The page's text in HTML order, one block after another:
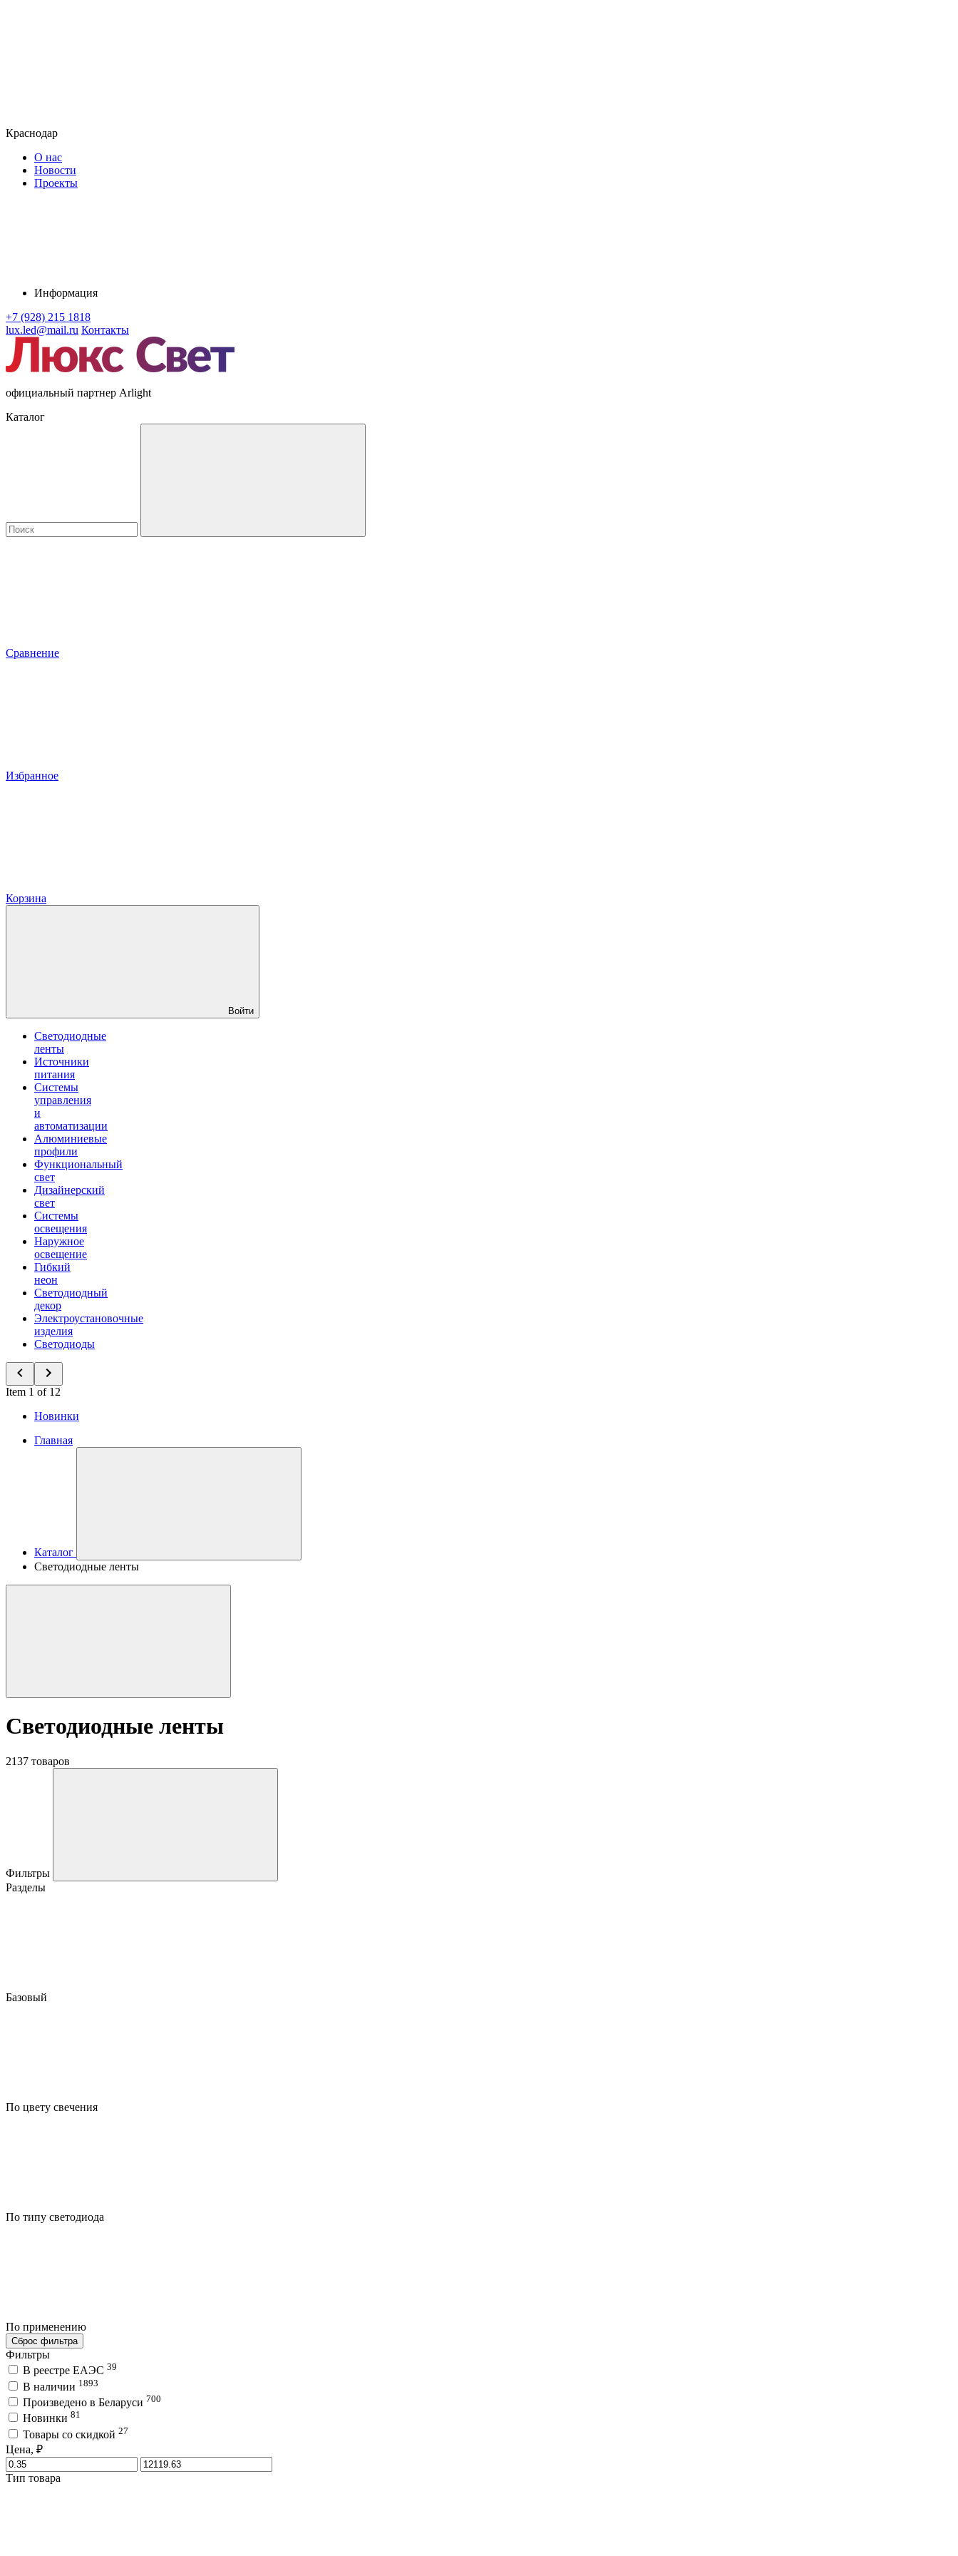
Краснодар
О нас
Новости
Проекты
Информация
+7 (928) 215 1818
lux.led@mail.ru Контакты
официальный партнер Arlight
Каталог
Сравнение
Избранное
Корзина
Войти
Светодиодные
ленты
Источники
питания
Системы
управления
и
автоматизации
Алюминиевые
профили
Функциональный
свет
Дизайнерский
свет
Системы
освещения
Наружное
освещение
Гибкий
неон
Светодиодный
декор
Электроустановочные
изделия
Светодиоды
Item 1 of 12
Новинки
Главная
Каталог
Светодиодные ленты
Светодиодные ленты
2137 товаров
Фильтры
Разделы
Базовый
По цвету свечения
По типу светодиода
По применению
Сброс фильтра
Фильтры
В реестре ЕАЭС 39
В наличии 1893
Произведено в Беларуси 700
Новинки 81
Товары со скидкой 27
Цена, ₽
Тип товара